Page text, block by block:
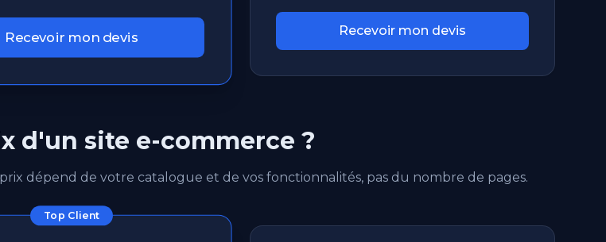
Recevoir mon devis Recevoir mon devis
d'un site e-commerce ?
dépend de votre catalogue et de vos fonctionnalités, pas du nombre de pages.
Top Client